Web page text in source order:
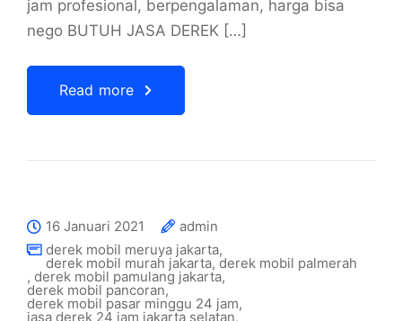
jam profesional, berpengalaman, harga bisa
nego BUTUH JASA DEREK […]
Read more
16 Januari 2021
admin
derek mobil meruya jakarta,
derek mobil murah jakarta, derek mobil palmerah
, derek mobil pamulang jakarta,
derek mobil pancoran,
derek mobil pasar minggu 24 jam,
jasa derek 24 jam jakarta selatan,